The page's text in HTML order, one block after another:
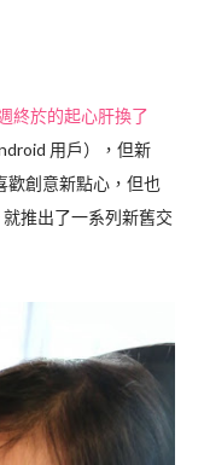
用戶），但新
歡創意新點心，但也
就推出了一系列新舊交